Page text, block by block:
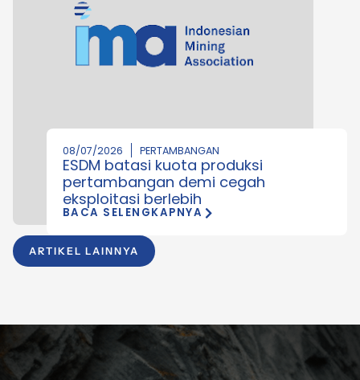
ARTIKEL LAINNYA
08/07/2026 PERTAMBANGAN
ESDM batasi kuota produksi
pertambangan demi cegah
eksploitasi berlebih
BACA SELENGKAPNYA